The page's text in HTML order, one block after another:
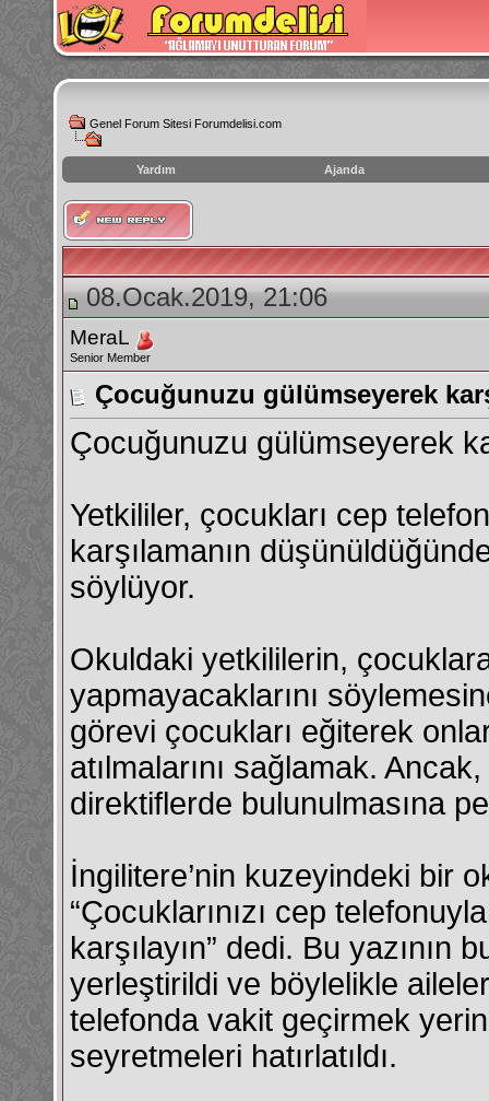
Genel Forum Sitesi Forumdelisi.com
Yardım Ajanda
instagram
izlenme
hilesi
08.Ocak.2019, 21:06
MeraL
Senior Member
Çocuğunuzu gülümseyerek
Çocuğunuzu gülümseyerek
Yetkililer, çocukları cep
karşılamanın
söylüyor.
Okuldaki yetkililerin,
yapmayacaklarını
görevi çocukları eğiterek
atılmalarını sağlamak.
direktiflerde bulunulmasına
İngilitere’nin kuzeyindeki bir
“Çocuklarınızı cep
karşılayın” dedi. Bu
yerleştirildi ve böylelikle
telefonda vakit geçirmek
seyretmeleri hatırlatıldı.